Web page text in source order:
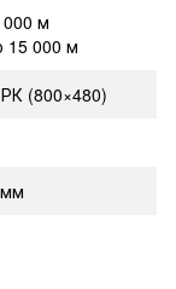
м
15 000 м
(800×480)